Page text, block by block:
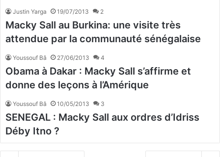
Justin Yarga 19/07/2013 2
Macky Sall au Burkina: une visite très
attendue par la communauté sénégalaise
Youssouf Bâ 27/06/2013 4
Obama à Dakar : Macky Sall s’affirme et
donne des leçons à l’Amérique
Youssouf Bâ 10/05/2013 3
SENEGAL : Macky Sall aux ordres d’Idriss
Déby Itno ?